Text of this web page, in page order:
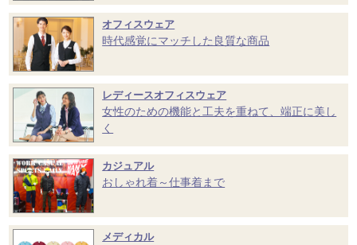
オフィスウェア
時代感覚にマッチした良質な商品
レディースオフィスウェア
女性のための機能と工夫を重ねて、端正に美し
く
カジュアル
おしゃれ着～仕事着まで
メディカル